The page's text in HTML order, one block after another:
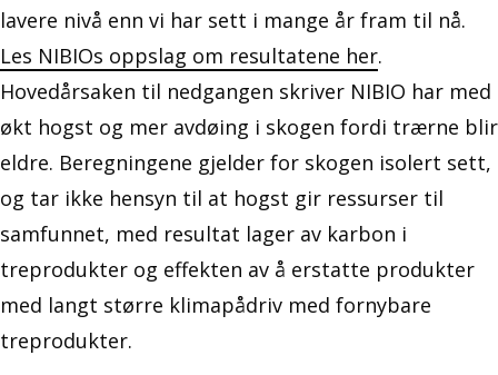
lavere nivå enn vi har sett i mange år fram til nå.
Les NIBIOs oppslag om resultatene her.
Hovedårsaken til nedgangen skriver NIBIO har med
økt hogst og mer avdøing i skogen fordi trærne blir
eldre. Beregningene gjelder for skogen isolert sett,
og tar ikke hensyn til at hogst gir ressurser til
samfunnet, med resultat lager av karbon i
treprodukter og effekten av å erstatte produkter
med langt større klimapådriv med fornybare
treprodukter.